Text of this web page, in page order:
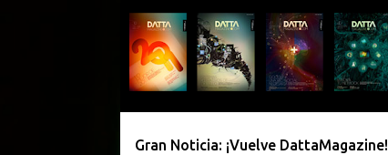
Gran Noticia: ¡Vuelve DattaMagazine!